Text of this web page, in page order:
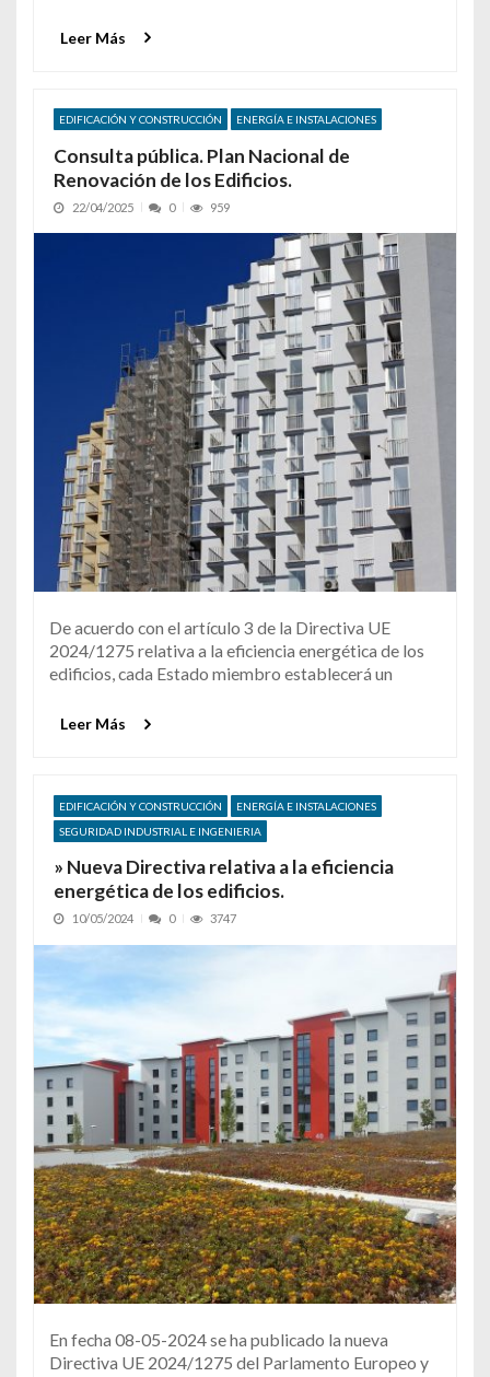
Leer Más
EDIFICACIÓN Y CONSTRUCCIÓN ENERGÍA E INSTALACIONES
Consulta pública. Plan Nacional de
Renovación de los Edificios.
22/04/2025 0 959
De acuerdo con el artículo 3 de la Directiva UE
2024/1275 relativa a la eficiencia energética de los
edificios, cada Estado miembro establecerá un
Leer Más
EDIFICACIÓN Y CONSTRUCCIÓN
ENERGÍA E INSTALACIONES
SEGURIDAD INDUSTRIAL E INGENIERIA
» Nueva Directiva relativa a la eficiencia
energética de los edificios.
10/05/2024 0 3747
En fecha 08-05-2024 se ha publicado la nueva
Directiva UE 2024/1275 del Parlamento Europeo y